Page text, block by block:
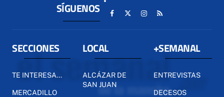
SÍGUENOS
SECCIONES
TE INTERESA...
MERCADILLO
LOCAL
ALCÁZAR DE
SAN JUAN
+SEMANAL
ENTREVISTAS
DECESOS